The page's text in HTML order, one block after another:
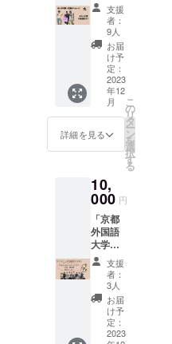
せん
か？ -内
容- 京都
市内観
光マッ
プ 2個
サイ
ズ
A4 4
つ折り
デザイ
成後、
活動報
告にて
お知ら
せいた
しま
す。 は
んなり
マップ
は同一
商品を2
個お届
けいた
し！ 京
都市内
のオリ
ジナル
サイク
リング
マップ
をお送
りいた
しま
す。 ⁻内
ング
マッ
プ 2個
サイ
ズ A
４ 4折
り デザ
インは
作成中
です。
完成
後、活
動報告
メッ
セージ
大」
上乗せ
大歓
迎！ 亀
岡のお
菓子を
詰めた
はんな
り袋に
直筆の
メッ
をつけ
てお送
りしま
す。 私
たちの
考えた
ぷらっ
と君が
印刷さ
れた巾
着袋と
一緒に
発送い
支援
者：
9人
お届
け予
定：
2023
年12
月
詳細を見る
こ
の
リ
タ
ー
ン
を
選
択
す
る
10,
000 円
「京都
外国語
大学生
による
英語翻
訳お手
伝い」
上乗せ
大歓
迎！ 京
支援
者：
3人
お届
け予
定：
2023